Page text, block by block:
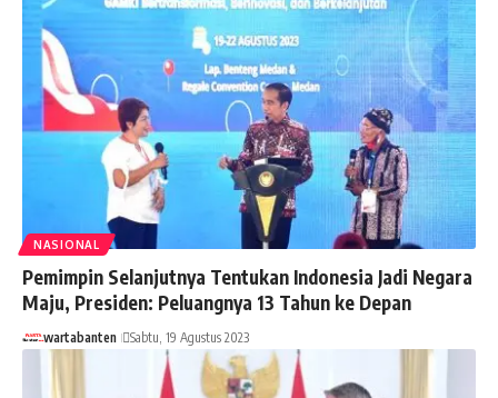
NASIONAL
Pemimpin Selanjutnya Tentukan Indonesia Jadi Negara
Maju, Presiden: Peluangnya 13 Tahun ke Depan
wartabanten Sabtu, 19 Agustus 2023